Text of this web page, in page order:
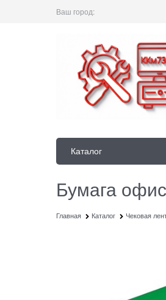
Ваш город:
Каталог
Бумага
Главная Каталог Чековая